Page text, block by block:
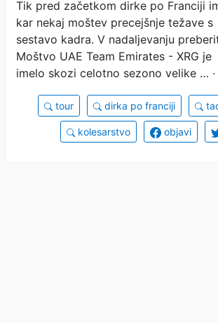
Tik pred začetkom dirke po Franciji
kar nekaj moštev precejšnje težave s
sestavo kadra. V nadaljevanju
Moštvo UAE Team Emirates - XRG je
imelo skozi celotno sezono velike …
tour dirka po franciji
kolesarstvo objavi